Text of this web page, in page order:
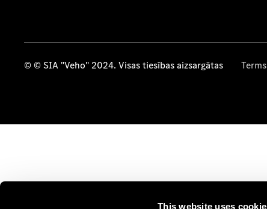
This website uses
© © SIA "Veho" 2024. Visas tiesības aizsargātas